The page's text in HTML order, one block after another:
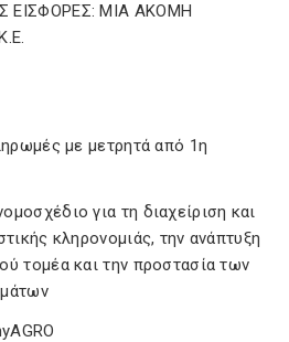
με μετρητά από 1η
για τη διαχείριση και
κληρονομιάς, την ανάπτυξη
τομέα και την προστασία των
ΕΙΣΦΟΡΕΣ: ΜΙΑ ΑΚΟΜΗ